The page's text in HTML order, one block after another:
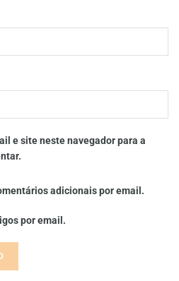
e site neste navegador para a
adicionais por email.
por email.